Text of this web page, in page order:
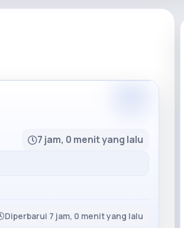
7 jam, 0 menit yang lalu
Diperbarui 7 jam, 0 menit yang lalu